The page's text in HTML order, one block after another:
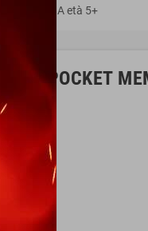
MEMORIA età 5+
POCKET